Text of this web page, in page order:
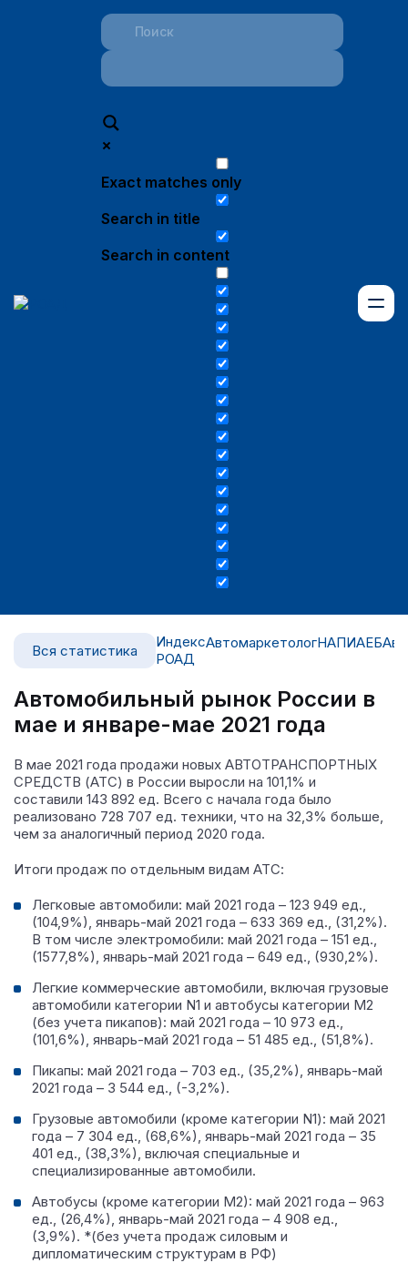
Exact matches only
Search in title
Search in content
Вся статистика
Индекс
РОАД
АвтомаркетологНАПИАЕБ
Автомобильный рынок России в
мае и январе-мае 2021 года
В мае 2021 года продажи новых АВТОТРАНСПОРТНЫХ
СРЕДСТВ (АТС) в России выросли на 101,1% и
составили 143 892 ед. Всего с начала года было
реализовано 728 707 ед. техники, что на 32,3% больше,
чем за аналогичный период 2020 года.
Итоги продаж по отдельным видам АТС:
Легковые автомобили: май 2021 года – 123 949 ед.,
(104,9%), январь-май 2021 года – 633 369 ед., (31,2%).
В том числе электромобили: май 2021 года – 151 ед.,
(1577,8%), январь-май 2021 года – 649 ед., (930,2%).
Легкие коммерческие автомобили, включая грузовые
автомобили категории N1 и автобусы категории M2
(без учета пикапов): май 2021 года – 10 973 ед.,
(101,6%), январь-май 2021 года – 51 485 ед., (51,8%).
Пикапы: май 2021 года – 703 ед., (35,2%), январь-май
2021 года – 3 544 ед., (-3,2%).
Грузовые автомобили (кроме категории N1): май 2021
года – 7 304 ед., (68,6%), январь-май 2021 года – 35
401 ед., (38,3%), включая специальные и
специализированные автомобили.
Автобусы (кроме категории М2): май 2021 года – 963
ед., (26,4%), январь-май 2021 года – 4 908 ед.,
(3,9%). *(без учета продаж силовым и
дипломатическим структурам в РФ)